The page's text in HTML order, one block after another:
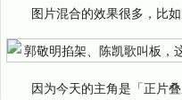
图片混合的效果很多，比
因为今天的主角是「正片